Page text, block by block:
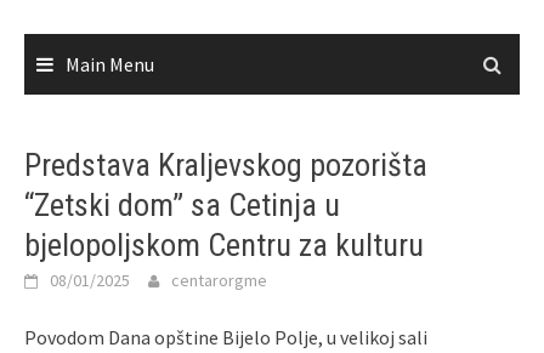
Main Menu
Predstava Kraljevskog pozorišta
“Zetski dom” sa Cetinja u
bjelopoljskom Centru za kulturu
08/01/2025 centarorgme
Povodom Dana opštine Bijelo Polje, u velikoj sali